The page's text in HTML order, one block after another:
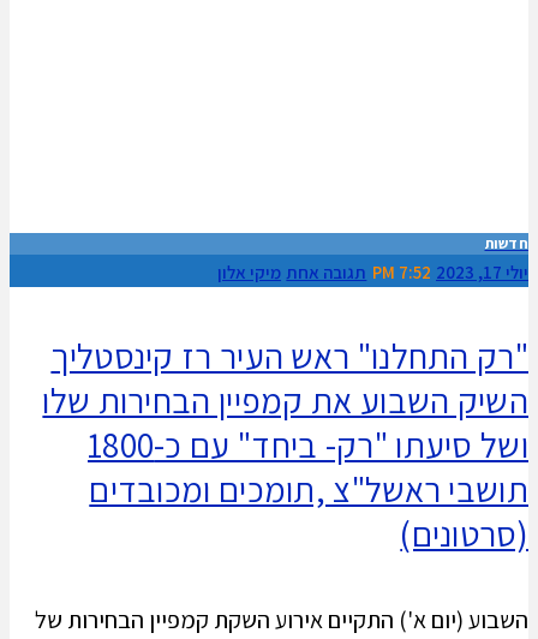
חדשות
יולי 17, 2023 7:52 PM תגובה אחת מיקי אלון
"רק התחלנו" ראש העיר רז קינסטליך
השיק השבוע את קמפיין הבחירות שלו
ושל סיעתו "רק- ביחד" עם כ-1800
תושבי ראשל"צ ,תומכים ומכובדים
(סרטונים)
השבוע (יום א') התקיים אירוע השקת קמפיין הבחירות של